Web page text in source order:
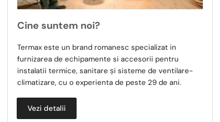
Cine suntem noi?
Termax este un brand romanesc specializat in
furnizarea de echipamente si accesorii pentru
instalatii termice, sanitare și sisteme de ventilare-
climatizare, cu o experienta de peste 29 de ani.
Vezi detalii